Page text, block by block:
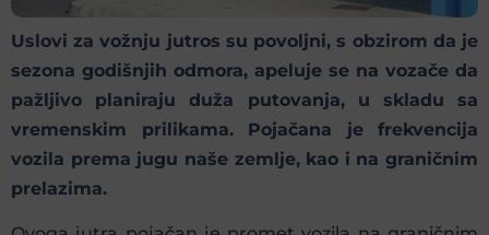
Uslovi za vožnju jutros su povoljni, s obzirom da je
sezona godišnjih odmora, apeluje se na vozače da
pažljivo planiraju duža putovanja, u skladu sa
vremenskim prilikama. Pojačana je frekvencija
vozila prema jugu naše zemlje, kao i na graničnim
prelazima.